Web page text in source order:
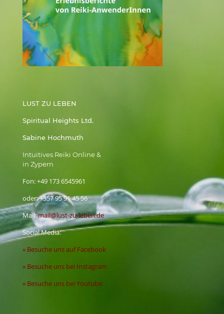
LUST ZU LEBEN
Spiritual Heights Ltd.
Sabine Hochmuth
Intuitives Reiki Online &
in Zypern
Fon:+49 173 6545961
oder:+357 95 91 45 56
Mail:mail@lust-zu-leben.de
Social Media:
» Besuche uns auf Facebook
» Besuche uns bei Instagram
» Besuche uns bei Youtube